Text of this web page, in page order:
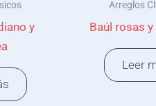
y
Arreglos
Baúl rosas
Leer